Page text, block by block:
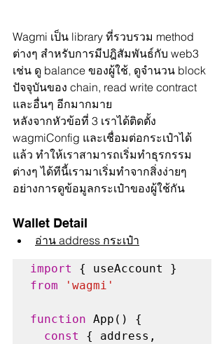
Wagmi เป็น library ที่รวบรวม method
ต่างๆ สำหรับการมีปฎิสัมพันธ์กับ web3
เช่น ดู balance ของผู้ใช้, ดูจำนวน block
ปัจจุบันของ chain, read write contract
และอื่นๆ อีกมากมาย
หลังจากหัวข้อที่ 3 เราได้ติดตั้ง
wagmiConfig และเชื่อมต่อกระเป๋าได้
แล้ว ทำให้เราสามารถเริ่มทำธุรกรรม
ต่างๆ ได้ทีนี้เรามาเริ่มทำจากสิ่งง่ายๆ
อย่างการดูข้อมูลกระเป๋าของผู้ใช้กัน
Wallet Detail
อ่าน address กระเป๋า
import
from
'wagmi'
function App() {
const
{ address,